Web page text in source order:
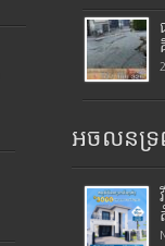
អចលនទ្រ